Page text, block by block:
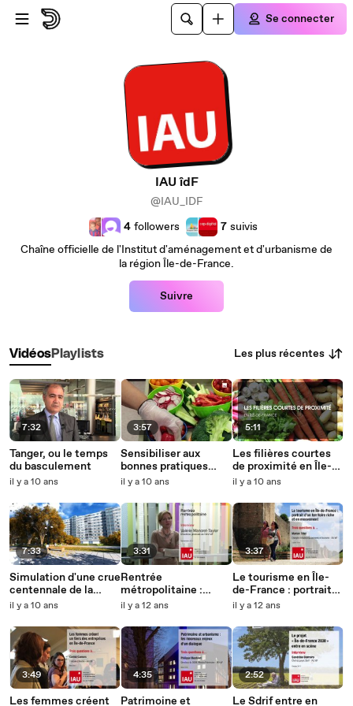
Passer au contenu principal
Se connecter
IAU îdF
@IAU_IDF
4 followers 7 suivis
Chaîne officielle de l'Institut d'aménagement et d'urbanisme de
la région Île-de-France.
Suivre
VidéosPlaylists Les plus récentes
7:32
Tanger, ou le temps
du basculement
il y a 10 ans
7:33
Simulation d'une crue
centennale de la
Seine en aval de Paris
il y a 10 ans
3:49
Les femmes créent
3:57
Sensibiliser aux
bonnes pratiques
alimentaires
il y a 10 ans
3:31
Rentrée
métropolitaine :
interview de Valérie
il y a 12 ans
4:35
Patrimoine et
5:11
Les filières courtes
de proximité en Île-
de-France
il y a 10 ans
3:37
Le tourisme en Île-
de-France : portrait
d'un territoire riche
il y a 12 ans
2:52
Le Sdrif entre en